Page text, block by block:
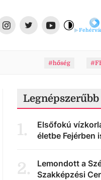
#hőség
Legnépszerűbb
1.
Elsőfokú
életbe Fejérben
2.
Lemondott a
Szakképzési